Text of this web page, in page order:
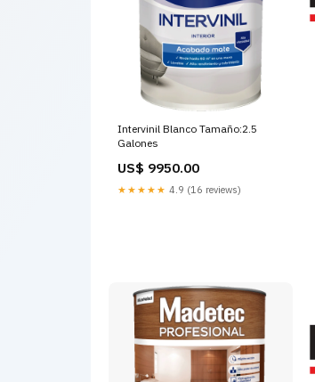
Intervinil Blanco Tamaño:2.5
Galones
US$ 9950.00
★★★★★ 4.9 (16 reviews)